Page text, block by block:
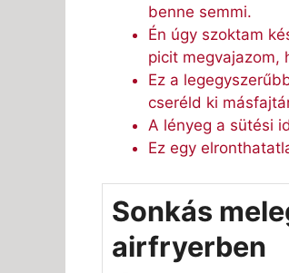
benne semmi.
Én úgy szoktam
picit megvajazom,
Ez a
cseréld ki
A lényeg a sütési
Ez egy
Sonkás
airfryerben